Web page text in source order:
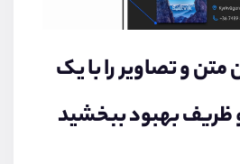
متن و تصاویر را با یک
بهبود ببخشید